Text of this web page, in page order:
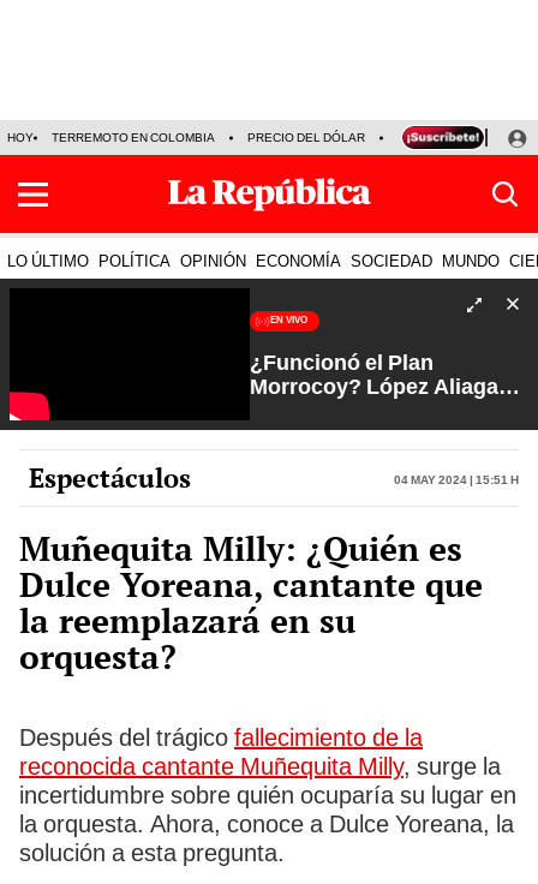
HOY TERREMOTO EN COLOMBIA PRECIO DEL DÓLAR KEIKO FUJIMORI
LO ÚLTIMO POLÍTICA OPINIÓN ECONOMÍA SOCIEDAD MUNDO
EN VIVO
¿Funcionó el Plan
Morrocoy? López Aliaga
jugada al JNE | Arde Troya
con Juliana Oxenford
Espectáculos 04 May 2024 | 15:51 h
Muñequita Milly: ¿Quién es
Dulce Yoreana, cantante que
la reemplazará en su
orquesta?
Después del trágico fallecimiento de la
reconocida cantante Muñequita Milly, surge la
incertidumbre sobre quién ocuparía su lugar en
la orquesta. Ahora, conoce a Dulce Yoreana, la
solución a esta pregunta.